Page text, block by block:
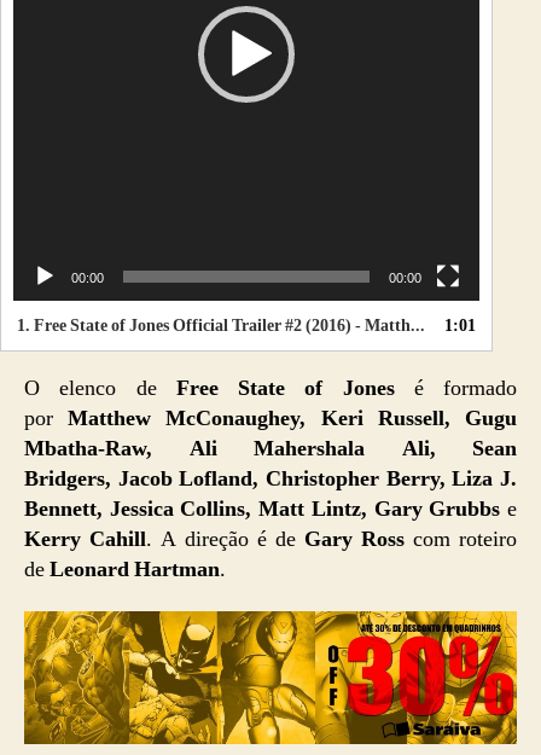
00:00 00:00
1. Free State of Jones Official Trailer #2 (2016) - Matthew McConaughey War Drama HD 1:01
O elenco de Free State of Jonesé formado
porMatthew McConaughey, Keri Russell, Gugu
Mbatha-Raw, Ali Mahershala Ali, Sean
Bridgers, Jacob Lofland, Christopher Berry, Liza J.
Bennett, Jessica Collins, Matt Lintz, Gary Grubbs e
Kerry Cahill. A direção é de Gary Ross com roteiro
deLeonard Hartman.